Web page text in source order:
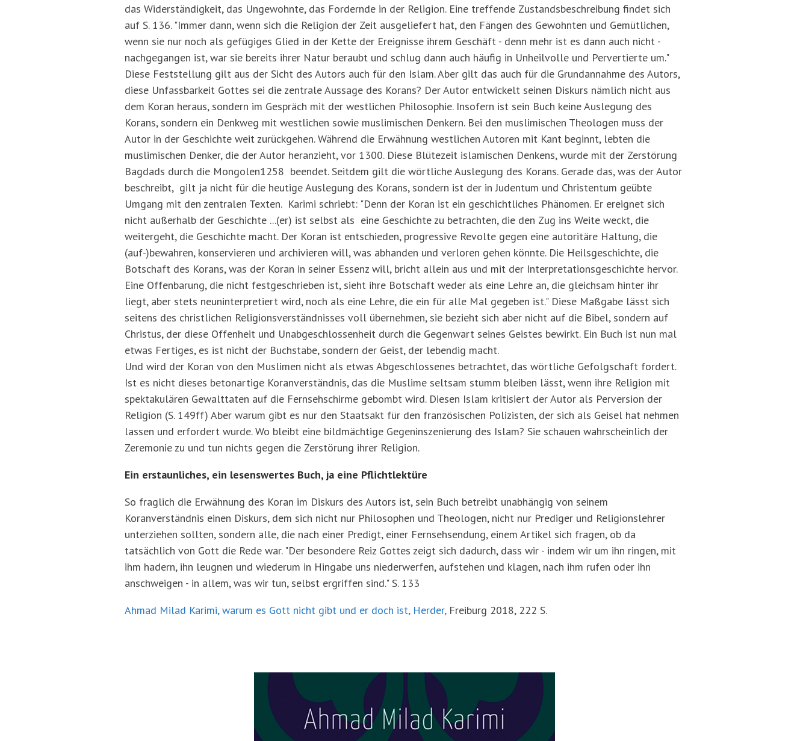
das Widerständigkeit, das Ungewohnte, das Fordernde in der Religion. Eine treffende Zustandsbeschreibung findet sich
auf S. 136. "Immer dann, wenn sich die Religion der Zeit ausgeliefert hat, den Fängen des Gewohnten und Gemütlichen,
wenn sie nur noch als gefügiges Glied in der Kette der Ereignisse ihrem Geschäft - denn mehr ist es dann auch nicht -
nachgegangen ist, war sie bereits ihrer Natur beraubt und schlug dann auch häufig in Unheilvolle und Pervertierte um."
Diese Feststellung gilt aus der Sicht des Autors auch für den Islam. Aber gilt das auch für die Grundannahme des Autors,
diese Unfassbarkeit Gottes sei die zentrale Aussage des Korans? Der Autor entwickelt seinen Diskurs nämlich nicht aus
dem Koran heraus, sondern im Gespräch mit der westlichen Philosophie. Insofern ist sein Buch keine Auslegung des
Korans, sondern ein Denkweg mit westlichen sowie muslimischen Denkern. Bei den muslimischen Theologen muss der
Autor in der Geschichte weit zurückgehen. Während die Erwähnung westlichen Autoren mit Kant beginnt, lebten die
muslimischen Denker, die der Autor heranzieht, vor 1300. Diese Blütezeit islamischen Denkens, wurde mit der Zerstörung
Bagdads durch die Mongolen1258 beendet. Seitdem gilt die wörtliche Auslegung des Korans. Gerade das, was der Autor
beschreibt, gilt ja nicht für die heutige Auslegung des Korans, sondern ist der in Judentum und Christentum geübte
Umgang mit den zentralen Texten. Karimi schriebt: "Denn der Koran ist ein geschichtliches Phänomen. Er ereignet sich
nicht außerhalb der Geschichte ...(er) ist selbst als eine Geschichte zu betrachten, die den Zug ins Weite weckt, die
weitergeht, die Geschichte macht. Der Koran ist entschieden, progressive Revolte gegen eine autoritäre Haltung, die
(auf-)bewahren, konservieren und archivieren will, was abhanden und verloren gehen könnte. Die Heilsgeschichte, die
Botschaft des Korans, was der Koran in seiner Essenz will, bricht allein aus und mit der Interpretationsgeschichte hervor.
Eine Offenbarung, die nicht festgeschrieben ist, sieht ihre Botschaft weder als eine Lehre an, die gleichsam hinter ihr
liegt, aber stets neuninterpretiert wird, noch als eine Lehre, die ein für alle Mal gegeben ist." Diese Maßgabe lässt sich
seitens des christlichen Religionsverständnisses voll übernehmen, sie bezieht sich aber nicht auf die Bibel, sondern auf
Christus, der diese Offenheit und Unabgeschlossenheit durch die Gegenwart seines Geistes bewirkt. Ein Buch ist nun mal
etwas Fertiges, es ist nicht der Buchstabe, sondern der Geist, der lebendig macht.
Und wird der Koran von den Muslimen nicht als etwas Abgeschlossenes betrachtet, das wörtliche Gefolgschaft fordert.
Ist es nicht dieses betonartige Koranverständnis, das die Muslime seltsam stumm bleiben lässt, wenn ihre Religion mit
spektakulären Gewalttaten auf die Fernsehschirme gebombt wird. Diesen Islam kritisiert der Autor als Perversion der
Religion (S. 149ff) Aber warum gibt es nur den Staatsakt für den französischen Polizisten, der sich als Geisel hat nehmen
lassen und erfordert wurde. Wo bleibt eine bildmächtige Gegeninszenierung des Islam? Sie schauen wahrscheinlich der
Zeremonie zu und tun nichts gegen die Zerstörung ihrer Religion.
Ein erstaunliches, ein lesenswertes Buch, ja eine Pflichtlektüre
So fraglich die Erwähnung des Koran im Diskurs des Autors ist, sein Buch betreibt unabhängig von seinem
Koranverständnis einen Diskurs, dem sich nicht nur Philosophen und Theologen, nicht nur Prediger und Religionslehrer
unterziehen sollten, sondern alle, die nach einer Predigt, einer Fernsehsendung, einem Artikel sich fragen, ob da
tatsächlich von Gott die Rede war. "Der besondere Reiz Gottes zeigt sich dadurch, dass wir - indem wir um ihn ringen, mit
ihm hadern, ihn leugnen und wiederum in Hingabe uns niederwerfen, aufstehen und klagen, nach ihm rufen oder ihn
anschweigen - in allem, was wir tun, selbst ergriffen sind." S. 133
Ahmad Milad Karimi, warum es Gott nicht gibt und er doch ist, Herder, Freiburg 2018, 222 S.